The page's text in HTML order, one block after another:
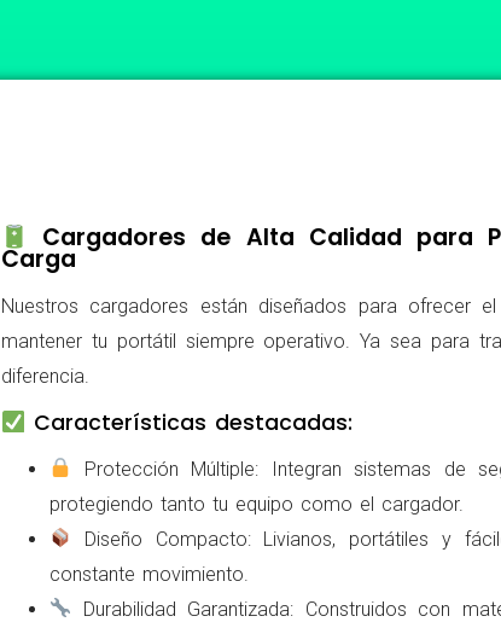
Cargadores de Alta Calidad para
Carga
Nuestros cargadores están diseñados para ofrecer
mantener tu portátil siempre operativo. Ya sea para
diferencia.
Características destacadas:
Protección Múltiple: Integran sistemas de
protegiendo tanto tu equipo como el cargador.
Diseño Compacto: Livianos, portátiles y
constante movimiento.
Durabilidad Garantizada: Construidos con